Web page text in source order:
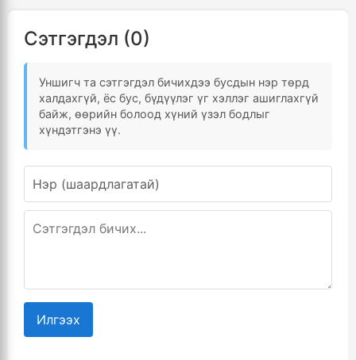
Сэтгэгдэл (0)
Уншигч та сэтгэгдэл бичихдээ бусдын нэр төрд
халдахгүй, ёс бус, бүдүүлэг үг хэллэг ашиглахгүй
байж, өөрийн болоод хүний үзэл бодлыг
хүндэтгэнэ үү.
Илгээх